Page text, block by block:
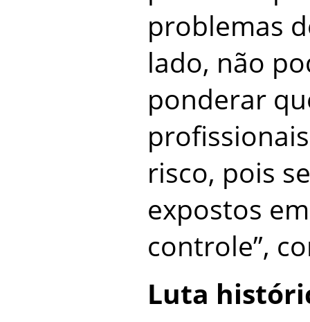
problemas
lado, não
ponderar
risco, pois
expostos
controle”,
Luta